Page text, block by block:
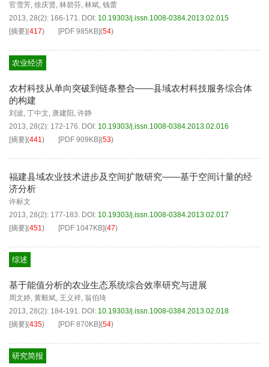
官雪芳, 徐庆贤, 林碧芬, 林斌, 钱蕾
2013, 28(2): 166-171. DOI: 10.19303/j.issn.1008-0384.2013.02.015
[摘要](417) [PDF 985KB](54)
农业经济
农村科技从单向突破到链条整合——县域农村科技服务综合体
的构建
刘波, 丁中文, 唐建阳 , 许静
2013, 28(2): 172-176. DOI: 10.19303/j.issn.1008-0384.2013.02.016
[摘要](441) [PDF 909KB](53)
福建县域农业技术进步及空间扩散研究——基于空间计量的经
济分析
许标文
2013, 28(2): 177-183. DOI: 10.19303/j.issn.1008-0384.2013.02.017
[摘要](451) [PDF 1047KB](47)
综述
基于能值分析的农业生态系统综合效率研究与进展
周文婷, 黄毅斌, 王义祥, 翁伯琦
2013, 28(2): 184-191. DOI: 10.19303/j.issn.1008-0384.2013.02.018
[摘要](435) [PDF 870KB](54)
研究简报